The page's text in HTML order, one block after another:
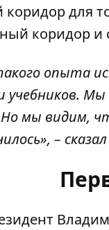
для
коридор
опыта
учебников.
мы видим,
–